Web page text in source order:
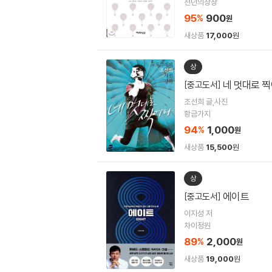
95% 900원
새상품 17,000원
상
[중고도서] 네 멋대로
조선희 글,사진
황금가지
94% 1,000원
새상품 15,500원
상
[중고도서] 에이트
이지성 저
차이정원
89% 2,000원
새상품 19,000원